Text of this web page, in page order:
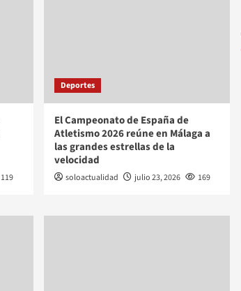
119
Deportes
El Campeonato de España de
Atletismo 2026 reúne en Málaga a
las grandes estrellas de la
velocidad
soloactualidad julio 23, 2026 169